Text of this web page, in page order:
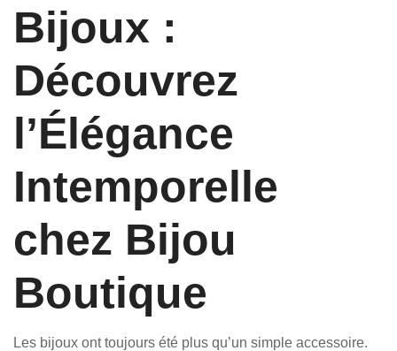
Bijoux :
Découvrez
l’Élégance
Intemporelle
chez Bijou
Boutique
Les bijoux ont toujours été plus qu’un simple accessoire.